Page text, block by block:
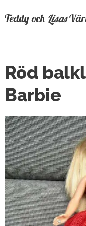
Teddy och Lisas
Röd
Barbie